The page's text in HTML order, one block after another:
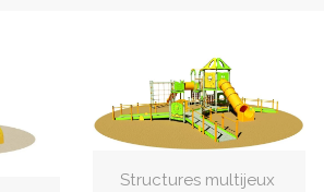
Structures multijeux